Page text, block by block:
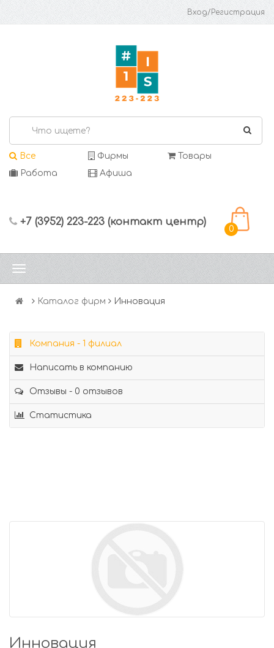
Вход/Регистрация
Все Фирмы
Товары
Работа
Афиша
+7 (3952) 223-223 (контакт центр)
0
Каталог фирм Инновация
Компания - 1 филиал
Написать в компанию
Отзывы - 0 отзывов
Статистика
Инновация